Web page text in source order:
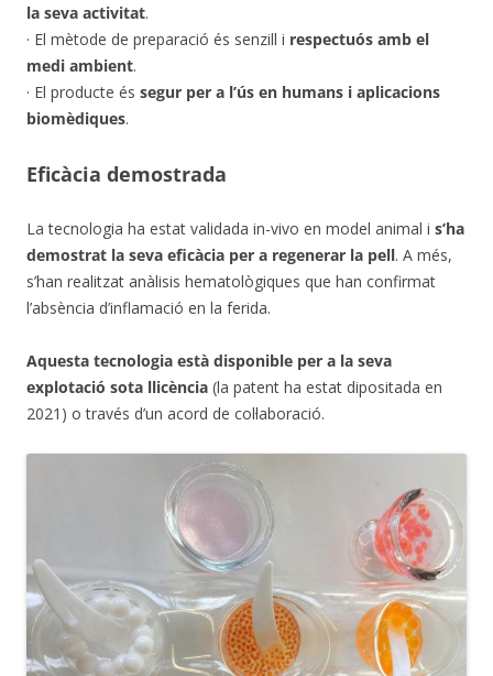
la seva activitat.
· El mètode de preparació és senzill i respectuós amb el
medi ambient.
· El producte és segur per a l’ús en humans i aplicacions
biomèdiques.
Eficàcia demostrada
La tecnologia ha estat validada in-vivo en model animal i s’ha
demostrat la seva eficàcia per a regenerar la pell. A més,
s’han realitzat anàlisis hematològiques que han confirmat
l’absència d’inflamació en la ferida.
Aquesta tecnologia està disponible per a la seva
explotació sota llicència (la patent ha estat dipositada en
2021) o través d’un acord de col·laboració.